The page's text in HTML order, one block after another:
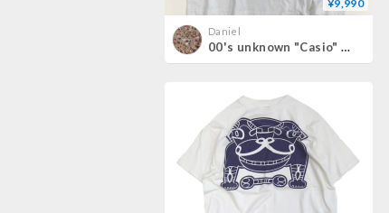
¥9,990
Daniel
00's unknown "Casio" 両面 プリント Tシャツ